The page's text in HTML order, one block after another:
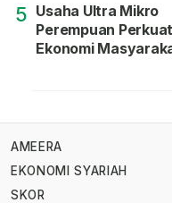
5 Usaha Ultra Mikro
Perempuan Perkuat
Ekonomi
AMEERA
EKONOMI SYARIAH
SKOR